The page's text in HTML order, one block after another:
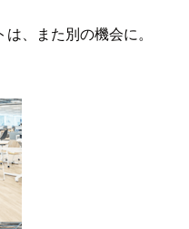
、また別の機会に。